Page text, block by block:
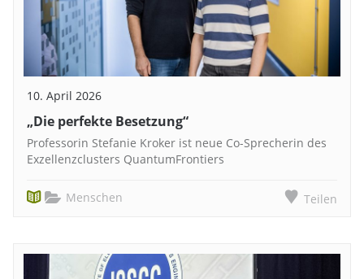
10. April 2026
„Die perfekte Besetzung“
Professorin Stefanie Kroker ist neue Co-Sprecherin des
Exzellenzclusters QuantumFrontiers
Menschen Teilen